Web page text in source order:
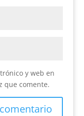
y web en
que comente.